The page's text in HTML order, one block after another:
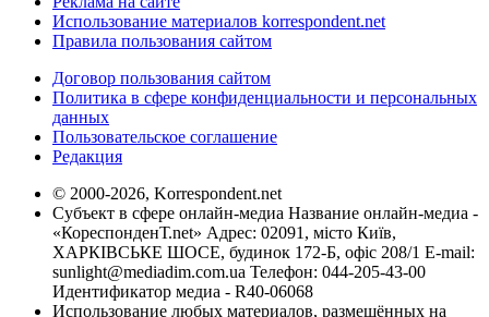
Использование материалов korrespondent.net
Правила пользования сайтом
Договор пользования сайтом
Политика в сфере конфиденциальности и персональных
данных
Пользовательское соглашение
Редакция
© 2000-2026, Korrespondent.net
Субъект в сфере онлайн-медиа Название онлайн-медиа -
«КореспонденТ.net» Адрес: 02091, місто Київ,
ХАРКІВСЬКЕ ШОСЕ, будинок 172-Б, офіс 208/1 E-mail:
sunlight@mediadim.com.ua Телефон: 044-205-43-00
Идентификатор медиа - R40-06068
Использование любых материалов, размещённых на